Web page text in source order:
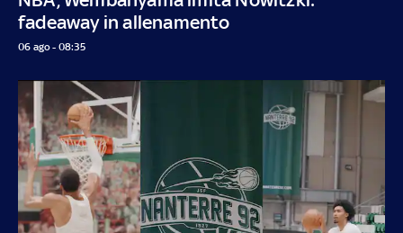
fadeaway in allenamento
06 ago - 08:35